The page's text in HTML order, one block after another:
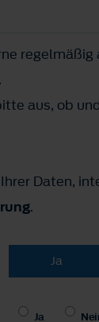
aus, ob
Daten,
.
Ja
Ja